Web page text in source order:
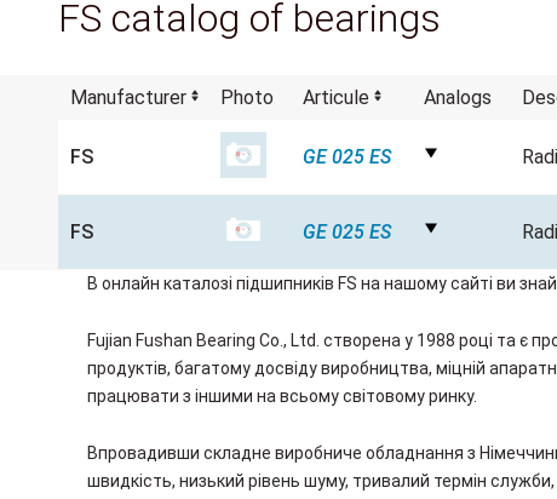
FS catalog of bearings
Manufacturer Photo Articule Analogs
FS GE 025 ES
FS GE 025 ES
В онлайн каталозі підшипників FS на нашому сайті ви
Fujian Fushan Bearing Co., Ltd. створена у 1988 році та є
продуктів, багатому досвіду виробництва, міцній
працювати з іншими на всьому світовому ринку.
Впровадивши складне виробниче обладнання з
швидкість, низький рівень шуму, тривалий термін